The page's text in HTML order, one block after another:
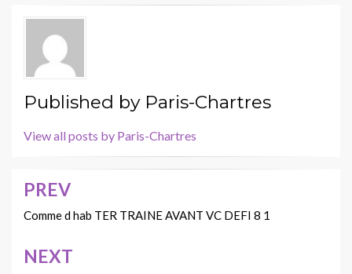
Published by Paris-Chartres
View all posts by Paris-Chartres
Navigation
de
l’article
PREV
Comme d hab TER TRAINE AVANT VC DEFI 8 1
NEXT